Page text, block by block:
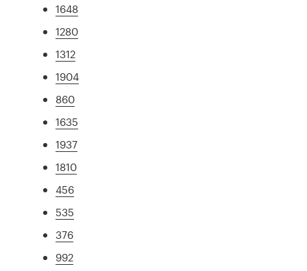
1648
1280
1312
1904
860
1635
1937
1810
456
535
376
992